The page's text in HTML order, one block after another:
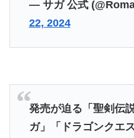
— サガ 公式
22, 2024
発売が迫る「聖剣伝
ガ」「ドラゴンクエ